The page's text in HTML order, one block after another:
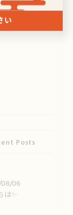
Posts
06
✨️
い